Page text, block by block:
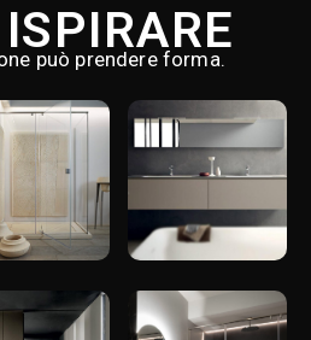
può prendere forma.